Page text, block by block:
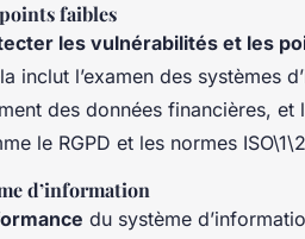
faibles
les vulnérabilités et les
inclut l’examen des systèmes
des données financières, et
le RGPD et les normes
d’information
du système